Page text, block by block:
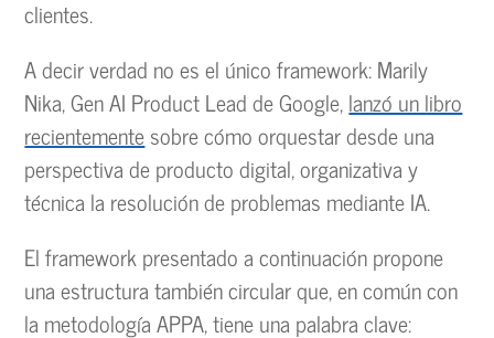
clientes.
A decir verdad no es el único framework: Marily
Nika, Gen AI Product Lead de Google,lanzó un libro
recientementesobre cómo orquestar desde una
perspectiva de producto digital, organizativa y
técnica la resolución de problemas mediante IA.
El framework presentado a continuación propone
una estructura también circular que, en común con
la metodología APPA, tiene una palabra clave: